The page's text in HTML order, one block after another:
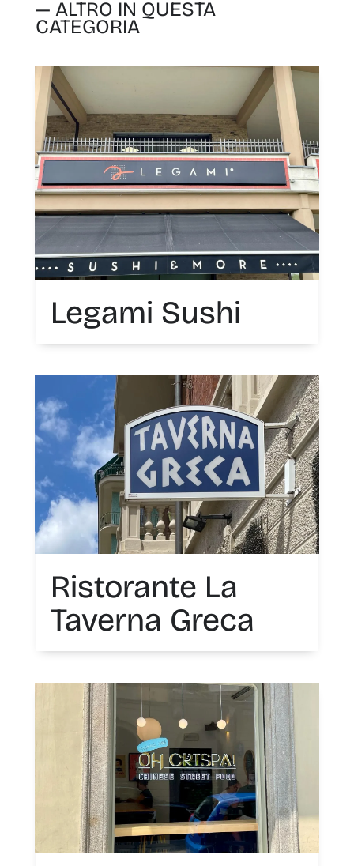
— ALTRO IN QUESTA
CATEGORIA
Legami Sushi
Ristorante La
Taverna Greca